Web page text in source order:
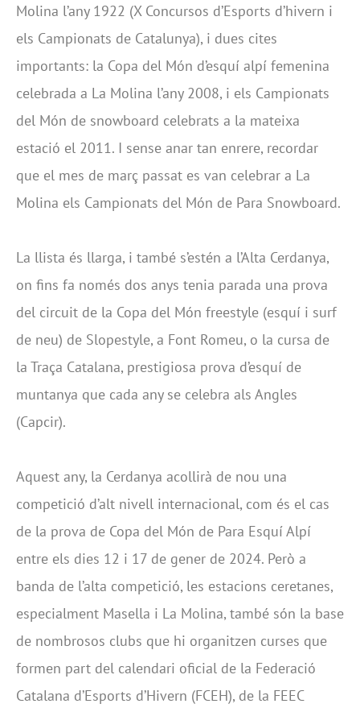
Molina l’any 1922 (X Concursos d’Esports d’hivern i
els Campionats de Catalunya), i dues cites
importants: la Copa del Món d’esquí alpí femenina
celebrada a La Molina l’any 2008, i els Campionats
del Món de snowboard celebrats a la mateixa
estació el 2011. I sense anar tan enrere, recordar
que el mes de març passat es van celebrar a La
Molina els Campionats del Món de Para Snowboard.
La llista és llarga, i també s’estén a l’Alta Cerdanya,
on fins fa només dos anys tenia parada una prova
del circuit de la Copa del Món freestyle (esquí i surf
de neu) de Slopestyle, a Font Romeu, o la cursa de
la Traça Catalana, prestigiosa prova d’esquí de
muntanya que cada any se celebra als Angles
(Capcir).
Aquest any, la Cerdanya acollirà de nou una
competició d’alt nivell internacional, com és el cas
de la prova de Copa del Món de Para Esquí Alpí
entre els dies 12 i 17 de gener de 2024. Però a
banda de l’alta competició, les estacions ceretanes,
especialment Masella i La Molina, també són la base
de nombrosos clubs que hi organitzen curses que
formen part del calendari oficial de la Federació
Catalana d’Esports d’Hivern (FCEH), de la FEEC